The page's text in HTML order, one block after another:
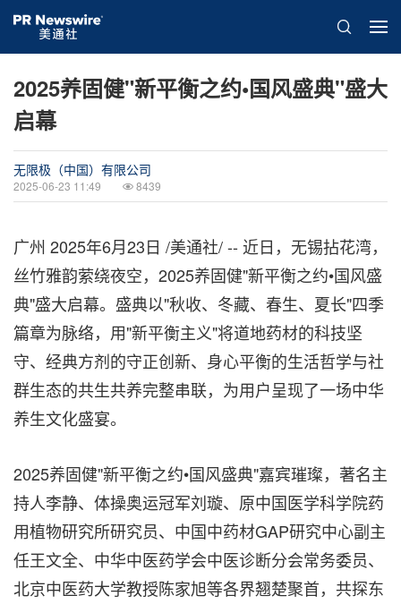
2025养固健"新平衡之约•国风盛典"盛大
启幕
无限极（中国）有限公司
2025-06-23 11:49 8439
广州 2025年6月23日 /美通社/ -- 近日，无锡拈花湾，
丝竹雅韵萦绕夜空，2025养固健"新平衡之约•国风盛
典"盛大启幕。盛典以"秋收、冬藏、春生、夏长"四季
篇章为脉络，用"新平衡主义"将道地药材的科技坚
守、经典方剂的守正创新、身心平衡的生活哲学与社
群生态的共生共养完整串联，为用户呈现了一场中华
养生文化盛宴。
2025养固健"新平衡之约•国风盛典"嘉宾璀璨，著名主
持人李静、体操奥运冠军刘璇、原中国医学科学院药
用植物研究所研究员、中国中药材GAP研究中心副主
任王文全、中华中医药学会中医诊断分会常务委员、
北京中医药大学教授陈家旭等各界翘楚聚首，共探东